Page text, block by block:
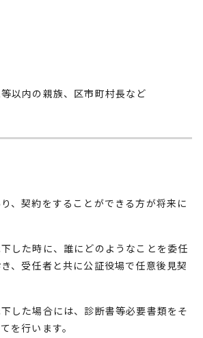
以内の親族、区市町村長など
、契約をすることができる方が将来に
した時に、誰にどのようなことを委任
、受任者と共に公証役場で任意後見契
した場合には、診断書等必要書類をそ
を行います。